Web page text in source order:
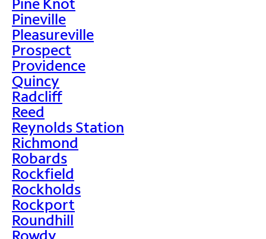
Pineville
Pleasureville
Prospect
Providence
Quincy
Radcliff
Reed
Reynolds Station
Richmond
Robards
Rockfield
Rockholds
Rockport
Roundhill
Rowdy